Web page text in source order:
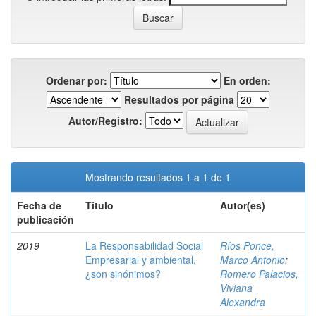
Ordenar por:
En orden:
Resultados por página
Autor/Registro:
Mostrando resultados 1 a 1 de 1
Fecha de
publicación
Título Autor(es)
2019
La Responsabilidad Social
Empresarial y ambiental,
¿son sinónimos?
Ríos Ponce,
Marco Antonio;
Romero Palacios,
Viviana
Alexandra